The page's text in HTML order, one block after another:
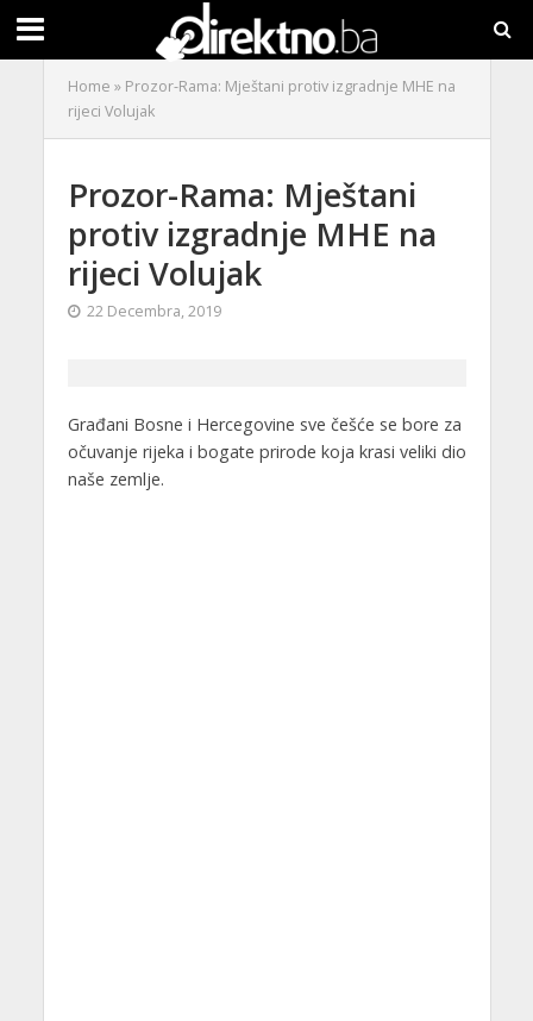
Home » Prozor-Rama: Mještani protiv izgradnje MHE na
rijeci Volujak
Prozor-Rama: Mještani
protiv izgradnje MHE na
rijeci Volujak
22 Decembra, 2019
Građani Bosne i Hercegovine sve češće se bore za
očuvanje rijeka i bogate prirode koja krasi veliki dio
naše zemlje.